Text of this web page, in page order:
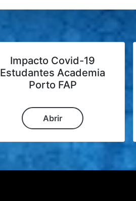
Impacto Covid-19
Estudantes Academia
Porto FAP
Abrir